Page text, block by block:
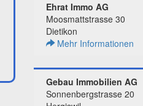
Ehrat Immo AG
Moosmattstrasse 30
Dietikon
Mehr Informationen
Gebau Immobilien AG
Sonnenbergstrasse 20